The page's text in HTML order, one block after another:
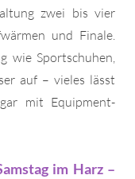
zwei bis vier
und Finale.
wie Sportschuhen,
auf – vieles lässt
mit Equipment-
im Harz –